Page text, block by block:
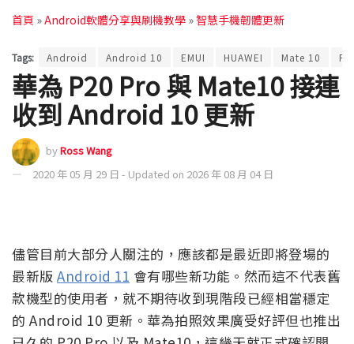
首頁 »Android軟體分享與刷機教學 »智慧手機韌體更新
Tags: Android Android 10 EMUI HUAWEI Mate 10
華為 P20 Pro 與 Mate10 接連
收到 Android 10 更新
byRoss Wang
2020 年 05 月 29 日 - Updated on 2026 年 08 月 04 日
儘管目前大部分人關注的，應該都是最近即將登場的
最新版 Android 11 會有哪些新功能。然而這不代表舊
款機型的使用者，就不期待收到現階段已經相當穩定
的 Android 10 更新。華為拍照效果廣受好評但也推出